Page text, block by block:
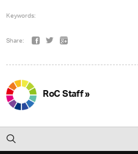
Keywords:
Share:
RoC Staff »